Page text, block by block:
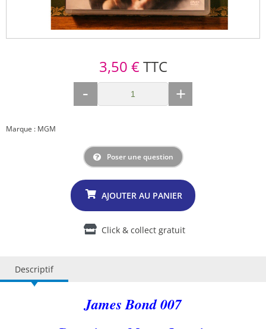
3,50 €TTC
- +
Marque : MGM
Poser une question
Click & collect gratuit
Descriptif
James Bond 007